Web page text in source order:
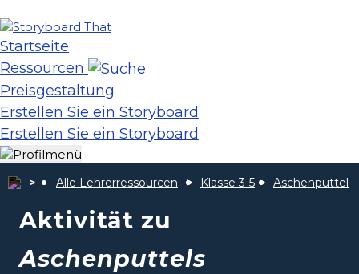
Startseite
Ressourcen
Preisgestaltung
Erstellen Sie ein Storyboard
Erstellen Sie ein Storyboard
Alle Lehrerressourcen Klasse 3-5 Aschenputtel
Aktivität zu
Aschenputtels